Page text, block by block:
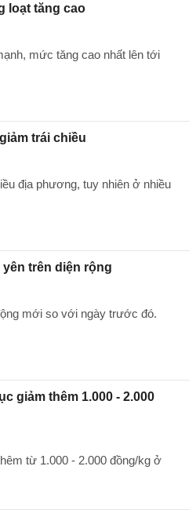
loạt tăng cao
mức tăng cao nhất lên tới
trái chiều
địa phương, tuy nhiên ở nhiều
trên diện rộng
mới so với ngày trước đó.
giảm thêm 1.000 - 2.000
từ 1.000 - 2.000 đồng/kg ở